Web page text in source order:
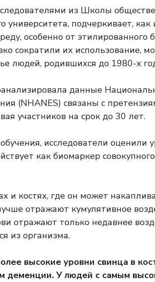
из Школы
университета, подчеркивает, как
особенно от этилированного
сократили их использование,
людей, родившихся до 1980-х
данные
(NHANES) связаны с
участников на срок до 30 лет.
исследователи оценили
как биомаркер
и костях, где он может
отражают кумулятивное
отражают только недавнее
из организма.
высокие уровни свинца в
деменции. У людей с самым